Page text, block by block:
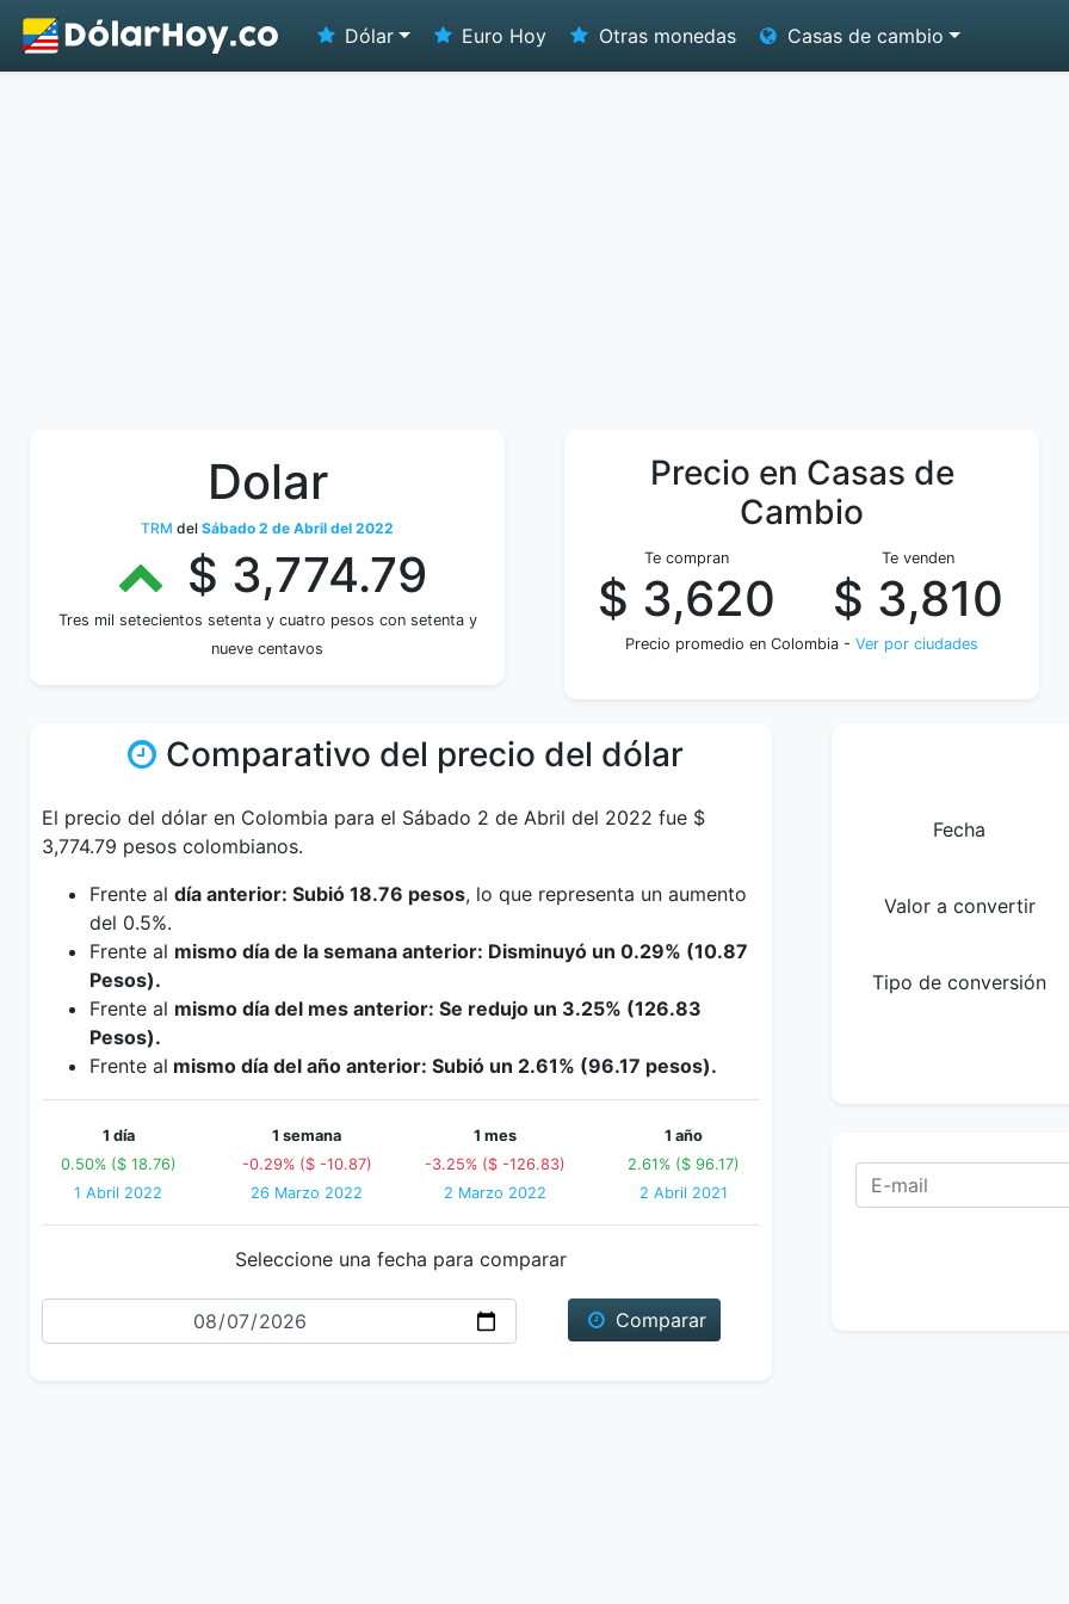
Dólar Euro Hoy Otras monedas Casas de cambio
Dolar
TRM del Sábado 2 de Abril del 2022
$ 3,774.79
Tres mil setecientos setenta y cuatro pesos con setenta y
nueve centavos
Precio en Casas de
Cambio
Te compran
$ 3,620
Te venden
$ 3,810
Precio promedio en Colombia - Ver por ciudades
Comparativo del precio del dólar
El precio del dólar en Colombia para el Sábado 2 de Abril del 2022 fue $
3,774.79 pesos colombianos.
Frente al día anterior: Subió 18.76 pesos, lo que representa un aumento
del 0.5%.
Frente al mismo día de la semana anterior: Disminuyó un 0.29% (10.87
Pesos).
Frente al mismo día del mes anterior: Se redujo un 3.25% (126.83
Pesos).
Frente al mismo día del año anterior: Subió un 2.61% (96.17 pesos).
1 día
0.50% ($ 18.76)
1 Abril 2022
1 semana
-0.29% ($ -10.87)
26 Marzo 2022
1 mes
-3.25% ($ -126.83)
2 Marzo 2022
1 año
2.61% ($ 96.17)
2 Abril 2021
Seleccione una fecha para comparar
Fecha
Comparar
Fecha
Valor a convertir
Tipo de conversión